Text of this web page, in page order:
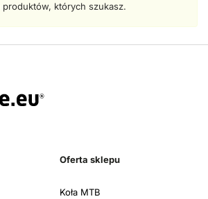
produktów, których szukasz.
Oferta sklepu
Koła MTB